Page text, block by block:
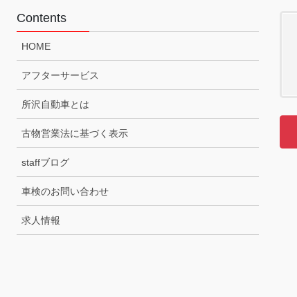
Contents
HOME
アフターサービス
所沢自動車とは
古物営業法に基づく表示
staffブログ
車検のお問い合わせ
求人情報